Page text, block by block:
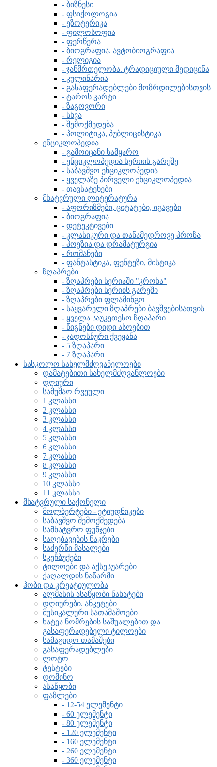
- ბიზნესი
- ფსიქოლოგია
- ეზოტერიკა
- ფილოსოფია
- ფერწერა
- ბიოგრაფია. ავტობიოგრაფია
- რელიგია
- ჯანმრთელობა. ტრადიციული მედიცინა
- კულინარია
- გასაფერადებლები მოზრდილებისთვის
- ტაროს კარტი
- ზაგოვორი
- სხვა
- შემოქმედება
- პოლიტიკა, პუბლიცისტიკა
ენციკლოპედია
- გამოიცანი სამყარო
- ენციკლოპედია სერიის გარეშე
- საბავშვო ენციკლოპედია
- ყველაზე პირველი ენციკლოპედია
- თავსატეხები
მხატვრული ლიტერატურა
- აფორიზმები, ციტატები, იგავები
- ბიოგრაფია
- დეტეკტივები
- კლასიკური და თანამედროვე პროზა
- პოეზია და დრამატურგია
- რომანები
- ფანტასტიკა, ფენტეზი, მისტიკა
ზღაპრები
- ზღაპრები სერიაში "კროხა"
- ზღაპრები სერიის გარეში
- ზღაპრები ფლამინგო
- საყვარელი ზღაპრები ბავშვებისათვის
- ყველა საუკეთესო ზღაპარი
- წიგნები დიდი ასოებით
- ჯადოსნური ქვეყანა
- 5 ზღაპარი
- 7 ზღაპარი
სასკოლო სახელმძღვანელოები
დამატებითი სახელმძღვანლოები
დღიური
სამუშაო რვეული
1 კლასსი
2 კლასსი
3 კლასსი
4 კლასსი
5 კლასსი
6 კლასსი
7 კლასსი
8 კლასსი
9 კლასსი
10 კლასსი
11 კლასსი
მხატვრული საქონელი
მოლბერტები - ეტიუდნიკები
საბავშვო შემოქმედება
სამხატვრო ფუნჯები
საღებავების ნაკრები
საძერწი მასალები
სკეჩბუქები
ტილოები და აქსესუარები
ქაღალდის ნაწარმი
ჰობი და კრეატიულობა
ალმასის ასაწყობი ნახატები
დღიურები. ანკეტები
მუსიკალური სათამაშოები
ხატვა ნომრების საშუალებით და
გასაფერადებელი ტილოები
სამაგიდო თამაშები
გასაფერადებლები
ლოტო
ტესტები
დომინო
ასაწყობი
ფაზლები
- 12-54 ელემენტი
- 60 ელემენტი
- 80 ელემენტი
- 120 ელემენტი
- 160 ელემენტი
- 260 ელემენტი
- 360 ელემენტი